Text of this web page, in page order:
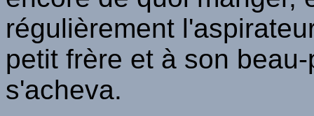
régulièrement
petit frère et à son
s'acheva.